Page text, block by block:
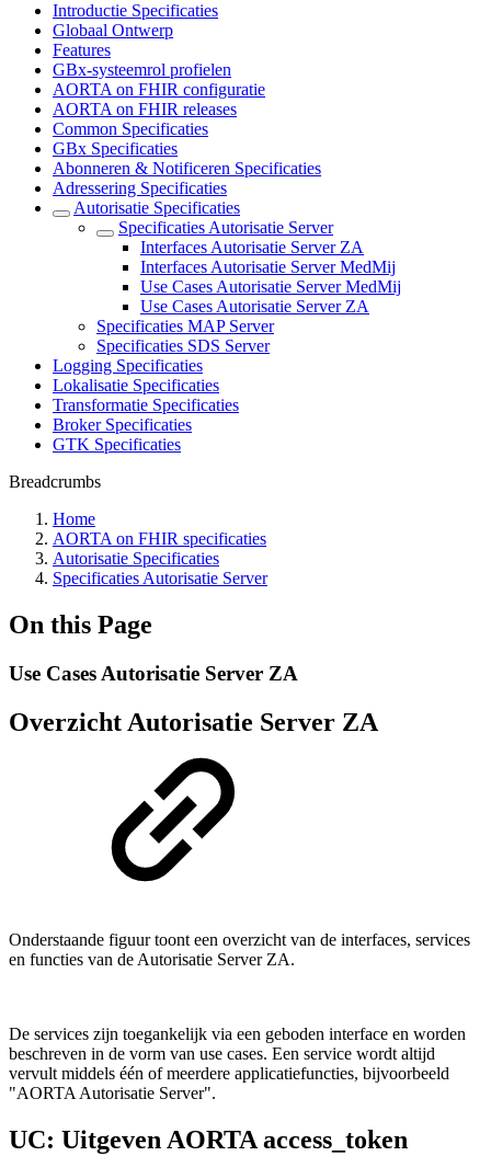
Introductie Specificaties
Globaal Ontwerp
Features
GBx-systeemrol profielen
AORTA on FHIR configuratie
AORTA on FHIR releases
Common Specificaties
GBx Specificaties
Abonneren & Notificeren Specificaties
Adressering Specificaties
Autorisatie Specificaties
Specificaties Autorisatie Server
Interfaces Autorisatie Server ZA
Interfaces Autorisatie Server MedMij
Use Cases Autorisatie Server MedMij
Use Cases Autorisatie Server ZA
Specificaties MAP Server
Specificaties SDS Server
Logging Specificaties
Lokalisatie Specificaties
Transformatie Specificaties
Broker Specificaties
GTK Specificaties
Breadcrumbs
Home
AORTA on FHIR specificaties
Autorisatie Specificaties
Specificaties Autorisatie Server
On this Page
Use Cases Autorisatie Server ZA
Overzicht Autorisatie Server ZA
Onderstaande figuur toont een overzicht van de interfaces, services
en functies van de Autorisatie Server ZA.
De services zijn toegankelijk via een geboden interface en worden
beschreven in de vorm van use cases. Een service wordt altijd
vervult middels één of meerdere applicatiefuncties, bijvoorbeeld
"AORTA Autorisatie Server".
UC: Uitgeven AORTA access_token